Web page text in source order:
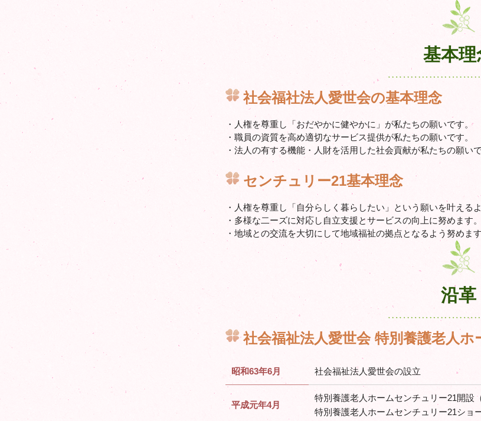
基本理
社会福社法人愛世会の基本理念
・人権を尊重し「おだやかに健やかに」が私たちの願いです。
・職員の資質を高め適切なサービス提供が私たちの願いです。
・法人の有する機能・人財を活用した社会貢献が私たちの願いで
センチュリー21基本理念
・人権を尊重し「自分らしく暮らしたい」という願いを叶える
・多様な二ーズに対応し自立支援とサービスの向上に努めます。
・地域との交流を大切にして地域福祉の拠点となるよう努めます
沿革
社会福祉法人愛世会 特別養護老人
昭和63年6月 社会福祉法人愛世会の設立
平成元年4月
特別養護老人ホームセンチュリー21開設
特別養護老人ホームセンチュリー21ショ